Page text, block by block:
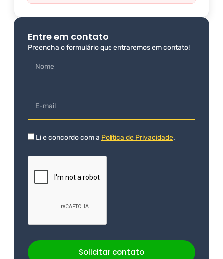
Entre em contato
Preencha o formulário que entraremos em contato!
Li e concordo com a Política de Privacidade.
Solicitar contato